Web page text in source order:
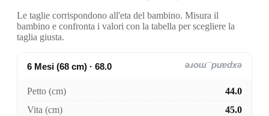
Le taglie corrispondono all'eta del bambino. Misura il
bambino e confronta i valori con la tabella per scegliere la
taglia giusta.
6 Mesi (68 cm) · 68.0 expand_more
Petto (cm)
44.0
Vita (cm)
45.0